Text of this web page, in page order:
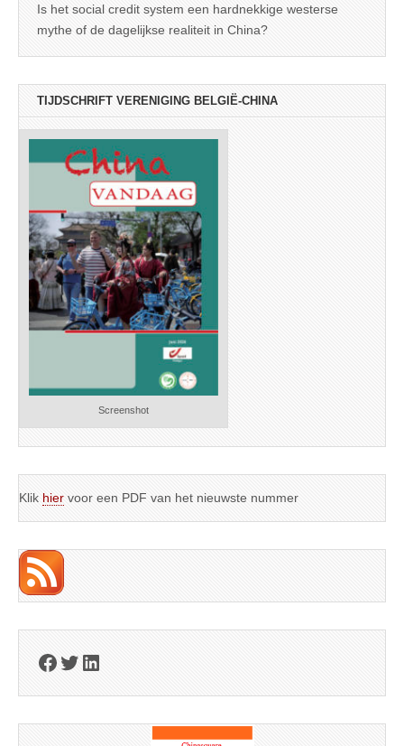
Is het social credit system een hardnekkige westerse
mythe of de dagelijkse realiteit in China?
TIJDSCHRIFT VERENIGING BELGIË-CHINA
Screenshot
Klik hier voor een PDF van het nieuwste nummer
Facebook
Twitter
LinkedIn